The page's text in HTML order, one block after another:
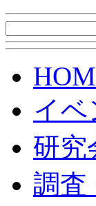
イベ
研究
調査